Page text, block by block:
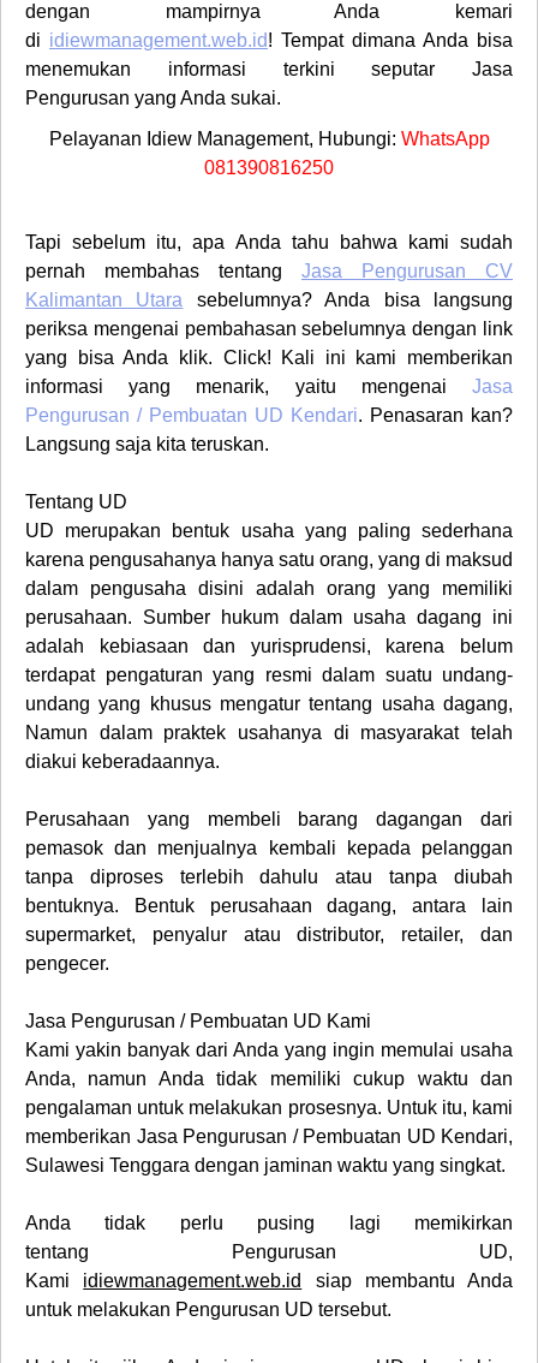
dengan mampirnya Anda kemari
di idiewmanagement.web.id! Tempat dimana Anda bisa
menemukan informasi terkini seputar Jasa
Pengurusan yang Anda sukai.
Pelayanan Idiew Management, Hubungi: WhatsApp
081390816250
Tapi sebelum itu, apa Anda tahu bahwa kami sudah
pernah membahas tentang Jasa Pengurusan CV
Kalimantan Utara
sebelumnya? Anda bisa langsung
periksa mengenai pembahasan sebelumnya dengan link
yang bisa Anda klik. Click! Kali ini kami memberikan
informasi yang menarik, yaitu mengenai Jasa
Pengurusan / Pembuatan UD Kendari. Penasaran kan?
Langsung saja kita teruskan.
Tentang UD
UD merupakan bentuk usaha yang paling sederhana
karena pengusahanya hanya satu orang, yang di maksud
dalam pengusaha disini adalah orang yang memiliki
perusahaan. Sumber hukum dalam usaha dagang ini
adalah kebiasaan dan yurisprudensi, karena belum
terdapat pengaturan yang resmi dalam suatu undang-
undang yang khusus mengatur tentang usaha dagang,
Namun dalam praktek usahanya di masyarakat telah
diakui keberadaannya.
Perusahaan yang membeli barang dagangan dari
pemasok dan menjualnya kembali kepada pelanggan
tanpa diproses terlebih dahulu atau tanpa diubah
bentuknya. Bentuk perusahaan dagang, antara lain
supermarket, penyalur atau distributor, retailer, dan
pengecer.
Jasa Pengurusan / Pembuatan UD Kami
Kami yakin banyak dari Anda yang ingin memulai usaha
Anda, namun Anda tidak memiliki cukup waktu dan
pengalaman untuk melakukan prosesnya. Untuk itu, kami
memberikan Jasa Pengurusan / Pembuatan UD Kendari,
Sulawesi Tenggara dengan jaminan waktu yang singkat.
Anda tidak perlu pusing lagi memikirkan
tentang
Pengurusan UD,
Kami idiewmanagement.web.id
siap membantu Anda
untuk melakukan Pengurusan UD tersebut.